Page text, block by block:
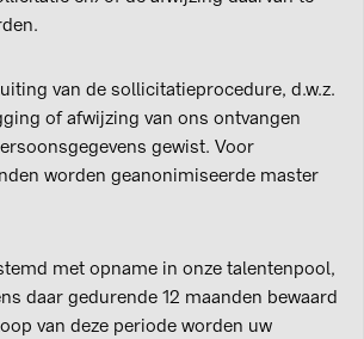
van de sollicitatieprocedure, d.w.z.
of afwijzing van ons ontvangen
gewist. Voor
worden geanonimiseerde master
met opname in onze talentenpool,
daar gedurende 12 maanden bewaard
van deze periode worden uw